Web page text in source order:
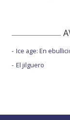
Ice age: En
El jilguero